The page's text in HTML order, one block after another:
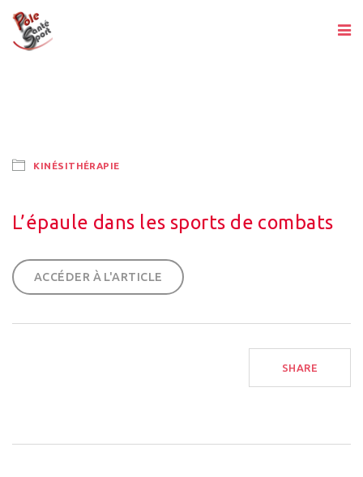
KINÉSITHÉRAPIE
L’épaule dans les sports de combats
ACCÉDER À L'ARTICLE
SHARE